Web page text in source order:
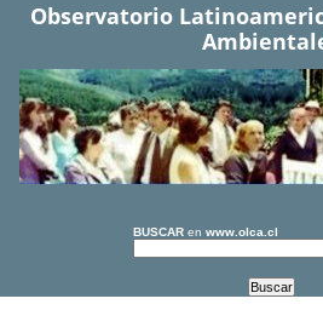
Observatorio
BUSCAR en www.olca.cl